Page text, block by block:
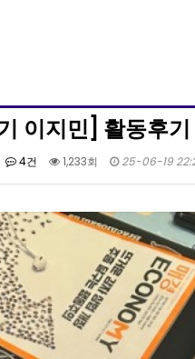
이지민] 활동후기
4건 1,233회 25-06-19